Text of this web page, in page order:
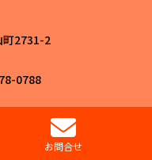
2731-2
0788
丁目41-13 河村ビル
お問合せ